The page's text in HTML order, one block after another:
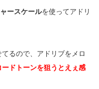
ースケールを使ってアドリ
るので、アドリブをメロ
ードトーンを狙うとえぇ感